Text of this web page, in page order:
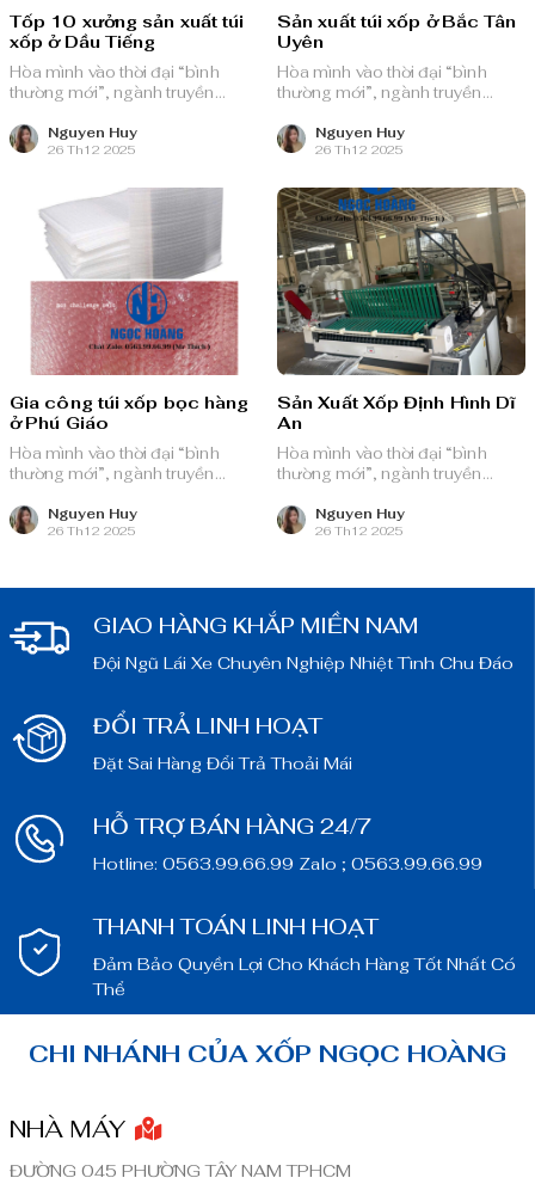
Tốp 10 xưởng sản xuất túi
xốp ở Dầu Tiếng
Hòa mình vào thời đại “bình
thường mới”, ngành truyền
nguồn lực dồi dào và chiến lược
bài bản, sẵn sàng ghi danh trên
Nguyen Huy
26 Th12 2025
Sản xuất túi xốp ở Bắc Tân
Uyên
Hòa mình vào thời đại “bình
thường mới”, ngành truyền
nguồn lực dồi dào và chiến lược
bài bản, sẵn sàng ghi danh trên
Nguyen Huy
26 Th12 2025
Gia công túi xốp bọc hàng
ở Phú Giáo
Hòa mình vào thời đại “bình
thường mới”, ngành truyền
nguồn lực dồi dào và chiến lược
bài bản, sẵn sàng ghi danh trên
Nguyen Huy
26 Th12 2025
Sản Xuất Xốp Định Hình Dĩ
An
Hòa mình vào thời đại “bình
thường mới”, ngành truyền
nguồn lực dồi dào và chiến lược
bài bản, sẵn sàng ghi danh trên
Nguyen Huy
26 Th12 2025
GIAO HÀNG KHẮP MIỀN NAM
Đội Ngũ Lái Xe Chuyên Nghiệp Nhiệt Tình Chu Đáo
ĐỔI TRẢ LINH HOẠT
Đặt Sai Hàng Đổi Trả Thoải Mái
HỖ TRỢ BÁN HÀNG 24/7
Hotline: 0563.99.66.99 Zalo ; 0563.99.66.99
THANH TOÁN LINH HOẠT
Đảm Bảo Quyền Lợi Cho Khách Hàng Tốt Nhất Có
Thể
CHI NHÁNH CỦA XỐP NGỌC HOÀNG
NHÀ MÁY
ĐƯỜNG 045 PHƯỜNG TÂY NAM TPHCM